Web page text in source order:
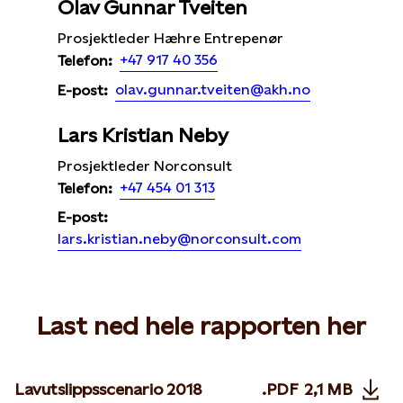
Olav Gunnar Tveiten
Prosjektleder Hæhre Entrepenør
Telefon: +47 917 40 356
E-post: olav.gunnar.tveiten@akh.no
Lars Kristian Neby
Prosjektleder Norconsult
Telefon: +47 454 01 313
E-post:
lars.kristian.neby@norconsult.com
Last ned hele rapporten her
Lavutslippsscenario 2018 .PDF 2,1 MB
Opens in